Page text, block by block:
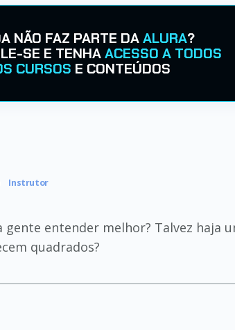
NÃO FAZ PARTE DAALURA?
SE E TENHAACESSO A TODOS
CURSOS E CONTEÚDOS
Instrutor
entender melhor? Talvez haja
quadrados?